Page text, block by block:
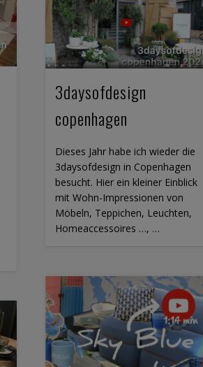
3daysofdesign
copenhagen
Dieses Jahr habe ich wieder die
3daysofdesign in Copenhagen
besucht. Hier ein kleiner Einblick
mit Wohn-Impressionen von
Möbeln, Teppichen, Leuchten,
Homeaccessoires …, …